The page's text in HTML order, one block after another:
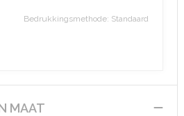
Bedrukkingsmethode: Standaard
MAAT